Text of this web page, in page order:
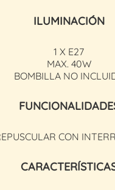
ILUMINACIÓN
1 X E27
MAX. 40W
BOMBILLA NO
CON